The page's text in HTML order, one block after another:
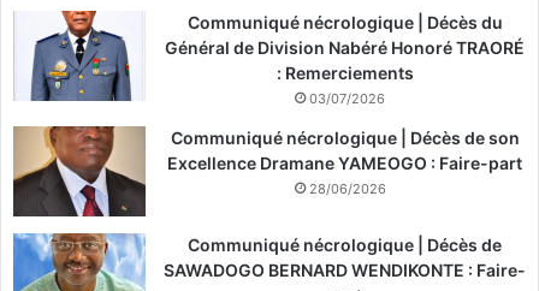
Communiqué nécrologique | Décès du
Général de Division Nabéré Honoré TRAORÉ
: Remerciements
03/07/2026
Communiqué nécrologique | Décès de son
Excellence Dramane YAMEOGO : Faire-part
28/06/2026
Communiqué nécrologique | Décès de
SAWADOGO BERNARD WENDIKONTE : Faire-